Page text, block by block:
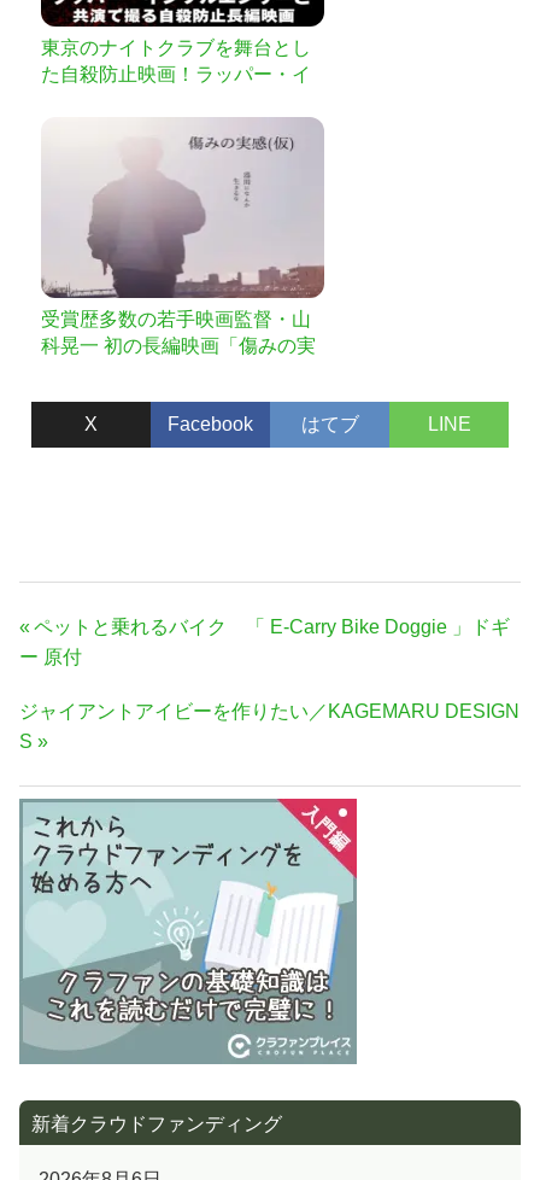
東京のナイトクラブを舞台とし
た自殺防止映画！ラッパー・イ
受賞歴多数の若手映画監督・山
科晃一 初の長編映画「傷みの実
X Facebook はてブ LINE
投
稿
ビ
ゲ
ー
シ
ョ
ン
前
の
事:
ペットと乗れるバイク 「 E-Carry Bike Doggie 」ドギ
ー 原付
次
の
事:
ジャイアントアイビーを作りたい／KAGEMARU DESIGN
S
新着クラウドファンディング